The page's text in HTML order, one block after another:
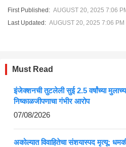
First Published: AUGUST 20, 2025 7:06
Last Updated: AUGUST 20, 2025 7:06 PM
Must Read
इंजेक्शनची तुटलेली सुई 2.5 वर्षांच्या
निष्काळजीपणाचा गंभीर आरोप
07/08/2026
अकोल्यात विवाहितेचा संशयास्पद मृत्यू;